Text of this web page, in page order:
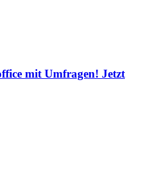
mit Umfragen! Jetzt